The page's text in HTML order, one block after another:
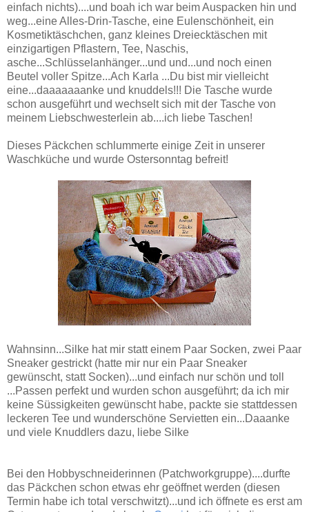
einfach nichts)....und boah ich war beim Auspacken hin und
weg...eine Alles-Drin-Tasche, eine Eulenschönheit, ein
Kosmetiktäschchen, ganz kleines Dreiecktäschen mit
einzigartigen Pflastern, Tee, Naschis,
asche...Schlüsselanhänger...und und...und noch einen
Beutel voller Spitze...Ach Karla ...Du bist mir vielleicht
eine...daaaaaaanke und knuddels!!! Die Tasche wurde
schon ausgeführt und wechselt sich mit der Tasche von
meinem Liebschwesterlein ab....ich liebe Taschen!
Dieses Päckchen schlummerte einige Zeit in unserer
Waschküche und wurde Ostersonntag befreit!
Wahnsinn...Silke hat mir statt einem Paar Socken, zwei Paar
Sneaker gestrickt (hatte mir nur ein Paar Sneaker
gewünscht, statt Socken)...und einfach nur schön und toll
...Passen perfekt und wurden schon ausgeführt; da ich mir
keine Süssigkeiten gewünscht habe, packte sie stattdessen
leckeren Tee und wunderschöne Servietten ein...Daaanke
und viele Knuddlers dazu, liebe Silke
Bei den Hobbyschneiderinnen (Patchworkgruppe)....durfte
das Päckchen schon etwas ehr geöffnet werden (diesen
Termin habe ich total verschwitzt)...und ich öffnete es erst am